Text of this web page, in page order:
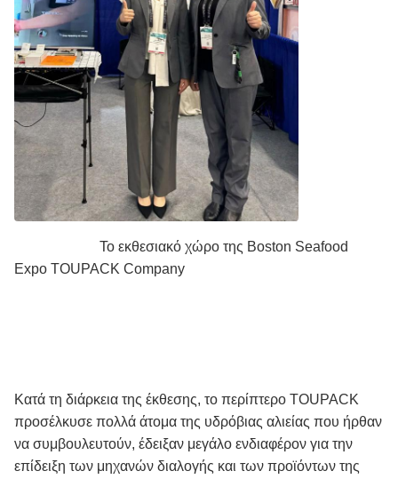
Το εκθεσιακό χώρο της Boston Seafood
Expo TOUPACK Company
Κατά τη διάρκεια της έκθεσης, το περίπτερο TOUPACK
προσέλκυσε πολλά άτομα της υδρόβιας αλιείας που ήρθαν
να συμβουλευτούν, έδειξαν μεγάλο ενδιαφέρον για την
επίδειξη των μηχανών διαλογής και των προϊόντων της